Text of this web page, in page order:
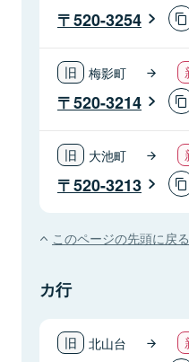
520-3254
梅影町
520-3214
大池町
520-3213
このページの先頭に戻る
カ行
北山台